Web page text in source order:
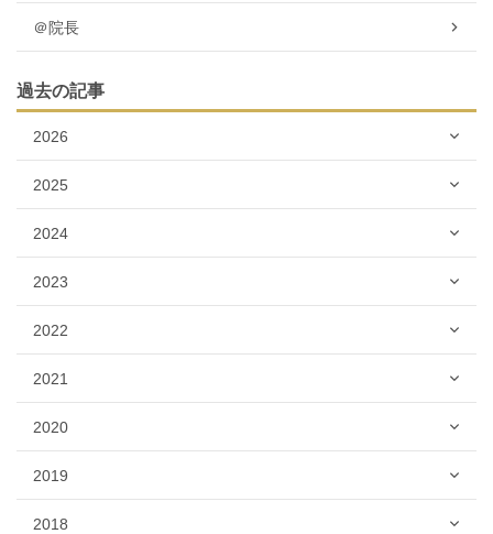
＠院長
過去の記事
2026
2025
2024
2023
2022
2021
2020
2019
2018